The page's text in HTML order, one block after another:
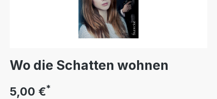
Wo die Schatten wohnen
5,00 €*